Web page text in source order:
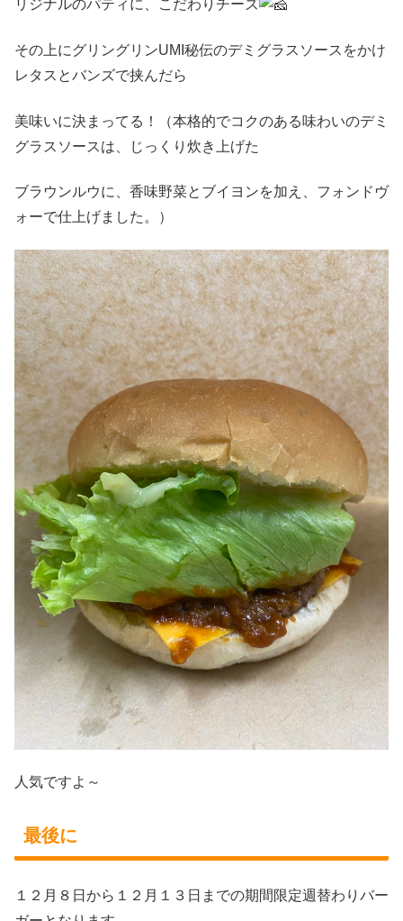
リジナルのパティに、こだわりチーズ
その上にグリングリンUMI秘伝のデミグラスソースをかけ
レタスとバンズで挟んだら
美味いに決まってる！（本格的でコクのある味わいのデミ
グラスソースは、じっくり炊き上げた
ブラウンルウに、香味野菜とブイヨンを加え、フォンドヴ
ォーで仕上げました。）
人気ですよ～
最後に
１２月８日から１２月１３日までの期間限定週替わりバー